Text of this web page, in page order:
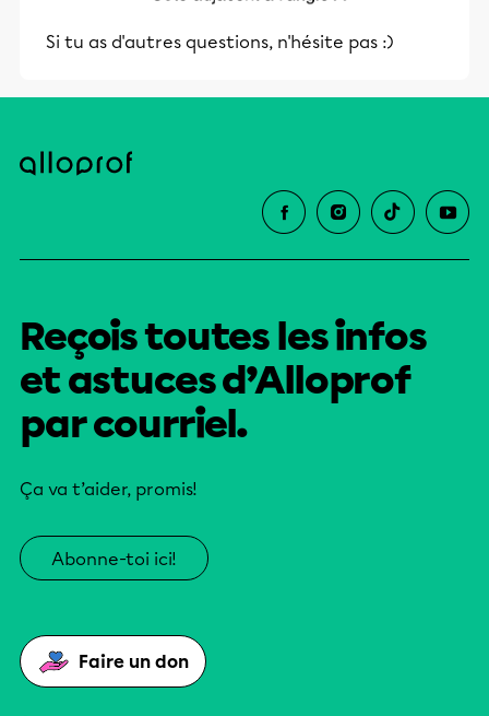
Si tu as d'autres questions, n'hésite pas :)
Reçois toutes les infos
et astuces d’Alloprof
par courriel.
Ça va t’aider, promis!
Abonne-toi ici!
Faire un don